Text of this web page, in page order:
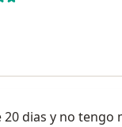
dias y no tengo